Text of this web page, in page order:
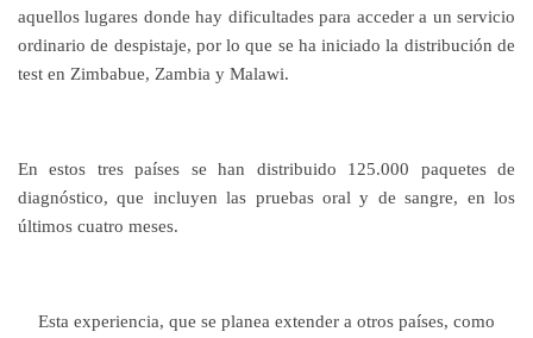
aquellos lugares donde hay dificultades para acceder a un servicio
ordinario de despistaje, por lo que se ha iniciado la distribución de
test en Zimbabue, Zambia y Malawi.
En estos tres países se han distribuido 125.000 paquetes de
diagnóstico, que incluyen las pruebas oral y de sangre, en los
últimos cuatro meses.
Esta experiencia, que se planea extender a otros países, como